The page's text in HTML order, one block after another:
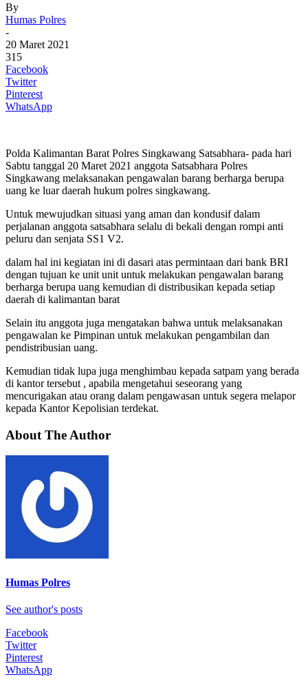
By
Humas Polres
-
20 Maret 2021
315
Facebook
Twitter
Pinterest
WhatsApp
Polda Kalimantan Barat Polres Singkawang Satsabhara- pada hari
Sabtu tanggal 20 Maret 2021 anggota Satsabhara Polres
Singkawang melaksanakan pengawalan barang berharga berupa
uang ke luar daerah hukum polres singkawang.
Untuk mewujudkan situasi yang aman dan kondusif dalam
perjalanan anggota satsabhara selalu di bekali dengan rompi anti
peluru dan senjata SS1 V2.
dalam hal ini kegiatan ini di dasari atas permintaan dari bank BRI
dengan tujuan ke unit unit untuk melakukan pengawalan barang
berharga berupa uang kemudian di distribusikan kepada setiap
daerah di kalimantan barat
Selain itu anggota juga mengatakan bahwa untuk melaksanakan
pengawalan ke Pimpinan untuk melakukan pengambilan dan
pendistribusian uang.
Kemudian tidak lupa juga menghimbau kepada satpam yang berada
di kantor tersebut , apabila mengetahui seseorang yang
mencurigakan atau orang dalam pengawasan untuk segera melapor
kepada Kantor Kepolisian terdekat.
About The Author
Humas Polres
See author's posts
Facebook
Twitter
Pinterest
WhatsApp